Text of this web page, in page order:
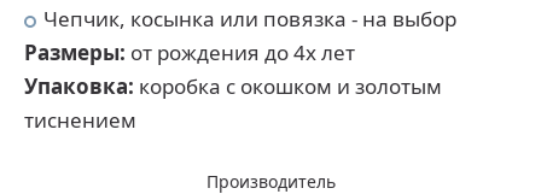
Чепчик, косынка или повязка - на выбор
Размеры: от рождения до 4х лет
Упаковка: коробка с окошком и золотым
тиснением
Производитель